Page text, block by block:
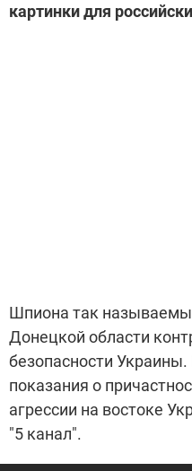
картинки для
Шпиона так
Донецкой области
безопасности
показания о
агрессии на востоке
"5 канал".